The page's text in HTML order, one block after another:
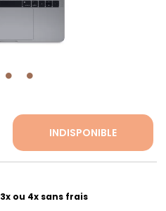
INDISPONIBLE
3x ou 4x sans frais